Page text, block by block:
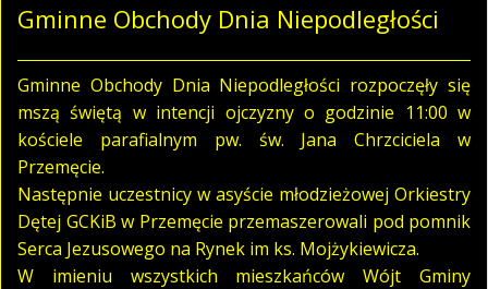
Gminne Obchody Dnia Niepodległości
Gminne Obchody Dnia Niepodległości rozpoczęły się
mszą świętą w intencji ojczyzny o godzinie 11:00 w
kościele parafialnym pw. św. Jana Chrzciciela w
Przemęcie.
Następnie uczestnicy w asyście młodzieżowej Orkiestry
Dętej GCKiB w Przemęcie przemaszerowali pod pomnik
Serca Jezusowego na Rynek im ks. Mojżykiewicza.
W imieniu wszystkich mieszkańców Wójt Gminy